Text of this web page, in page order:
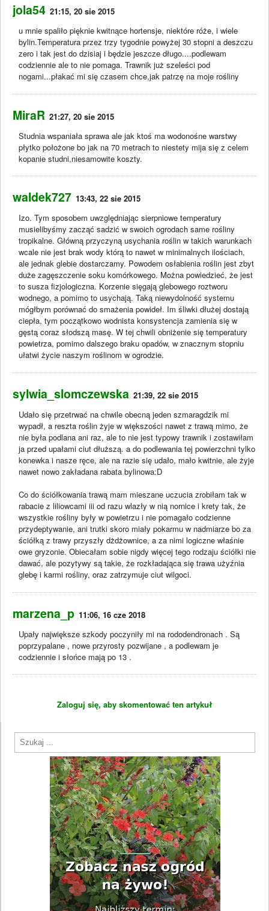
jola54 21:15, 20 sie 2015
u mnie spaliło pięknie kwitnące hortensje, niektóre róże, i wiele
bylin.Temperatura przez trzy tygodnie powyżej 30 stopni a deszczu
zero i tak jest do dzisiaj i będzie jeszcze długo....podlewam
codziennie ale to nie pomaga. Trawnik już szeleści pod
nogami...płakać mi się czasem chce,jak patrzę na moje rośliny
MiraR 21:27, 20 sie 2015
Studnia wspaniała sprawa ale jak ktoś ma wodonośne warstwy
płytko położone bo jak na 70 metrach to niestety mija się z celem
kopanie studni,niesamowite koszty.
waldek727 13:43, 22 sie 2015
Izo. Tym sposobem uwzględniając sierpniowe temperatury
musielibyśmy zacząć sadzić w swoich ogrodach same rośliny
tropikalne. Główną przyczyną usychania roślin w takich warunkach
wcale nie jest brak wody którą to nawet w minimalnych ilościach,
ale jednak glebie dostarczamy. Powodem osłabienia roślin jest zbyt
duże zagęszczenie soku komórkowego. Można powiedzieć, że jest
to susza fizjologiczna. Korzenie sięgają glebowego roztworu
wodnego, a pomimo to usychają. Taką niewydolność systemu
mógłbym porównać do smażenia powideł. Im śliwki dłużej dostają
ciepła, tym początkowo wodnista konsystencja zamienia się w
gęstą coraz słodszą masę. W tej chwili obniżenie się temperatury
powietrza, pomimo dalszego braku opadów, w znacznym stopniu
ułatwi życie naszym roślinom w ogrodzie.
sylwia_slomczewska 21:39, 22 sie 2015
Udało się przetrwać na chwile obecną jeden szmaragdzik mi
wypadł, a reszta roślin żyje w większości nawet z trawą mimo, że
nie była podlana ani raz, ale to nie jest typowy trawnik i zostawiłam
ja przed upałami ciut dłuższą. a do podlewania tej powierzchni tylko
konewka i nasze ręce, ale na razie się udało, mało kwitnie, ale żyje
nawet nowo zakładana rabata bylinowa:D
Co do ściółkowania trawą mam mieszane uczucia zrobiłam tak w
rabacie z liliowcami iii od razu wlazły w nią nornice i krety tak, że
wszystkie rośliny były w powietrzu i nie pomagało codzienne
przydeptywanie, ani trutki skoro miały pokarmu w nadmiarze bo za
ściółką z trawy przyszły dżdżownice, a za nimi logiczne właśnie
owe gryzonie. Obiecałam sobie nigdy więcej tego rodzaju ściółki nie
dawać, ale pozytywy są takie, że rozkładająca się trawa użyźnia
glebę i karmi rośliny, oraz zatrzymuje ciut wilgoci.
marzena_p 11:06, 16 cze 2018
Upały największe szkody poczyniły mi na rododendronach . Są
poprzypalane , nowe przyrosty pozwijane , a podlewam je
codziennie i słońce mają po 13 .
Zaloguj się, aby skomentować ten artykuł